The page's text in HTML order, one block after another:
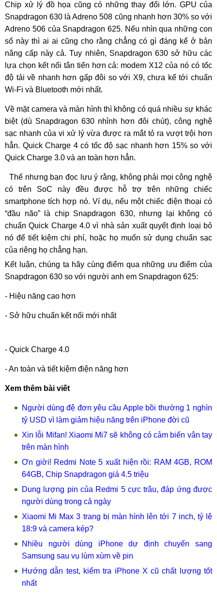
Chip xử lý đồ họa cũng có những thay đổi lớn. GPU của
Snapdragon 630 là Adreno 508 cũng nhanh hơn 30% so với
Adreno 506 của Snapdragon 625. Nếu nhìn qua những con
số này thì ai ai cũng cho rằng chẳng có gì đáng kể ở bản
nâng cấp này cả. Tuy nhiên, Snapdragon 630 sở hữu các
lựa chọn kết nối tân tiến hơn cả: modem X12 của nó có tốc
độ tải về nhanh hơn gấp đôi so với X9, chưa kể tới chuẩn
Wi-Fi và Bluetooth mới nhất.
Về mặt camera và màn hình thì không có quá nhiều sự khác
biệt (dù Snapdragon 630 nhỉnh hơn đôi chút), công nghệ
sạc nhanh của vi xử lý vừa được ra mắt tỏ ra vượt trội hơn
hẳn. Quick Charge 4 có tốc độ sạc nhanh hơn 15% so với
Quick Charge 3.0 và an toàn hơn hẳn.
Thế nhưng bạn đọc lưu ý rằng, không phải mọi công nghệ
có trên SoC này đều được hỗ trợ trên những chiếc
smartphone tích hợp nó. Ví dụ, nếu một chiếc điện thoại có
“đầu não” là chip Snapdragon 630, nhưng lại không có
chuẩn Quick Charge 4.0 vì nhà sản xuất quyết định loại bỏ
nó để tiết kiệm chi phí, hoặc họ muốn sử dụng chuẩn sạc
của riêng họ chẳng hạn.
Kết luận, chúng ta hãy cùng điểm qua những ưu điểm của
Snapdragon 630 so với người anh em Snapdragon 625:
- Hiệu năng cao hơn
- Sở hữu chuẩn kết nối mới nhất
- Quick Charge 4.0
- An toàn và tiết kiệm điện năng hơn
Xem thêm bài viết
Người dùng đệ đơn yêu cầu Apple bồi thường 1 nghìn
tỷ USD vì làm giảm hiệu năng trên iPhone đời cũ
Xin lỗi Mifan! Xiaomi Mi7 sẽ không có cảm biến vân tay
trên màn hình
Ơn giời! Redmi Note 5 xuất hiện rồi: RAM 4GB, ROM
64GB, Chip Snapdragon giá 4.5 triệu
Dung lượng pin của Redmi 5 cực trâu, đáp ứng được
người dùng trong cả ngày
Xiaomi Mi Max 3 trang bị màn hình lên tới 7 inch, tỷ lệ
18:9 và camera kép?
Nhiều người dùng iPhone dự định chuyển sang
Samsung sau vụ lùm xùm về pin
Hướng dẫn test, kiểm tra iPhone X cũ chất lượng tốt
nhất